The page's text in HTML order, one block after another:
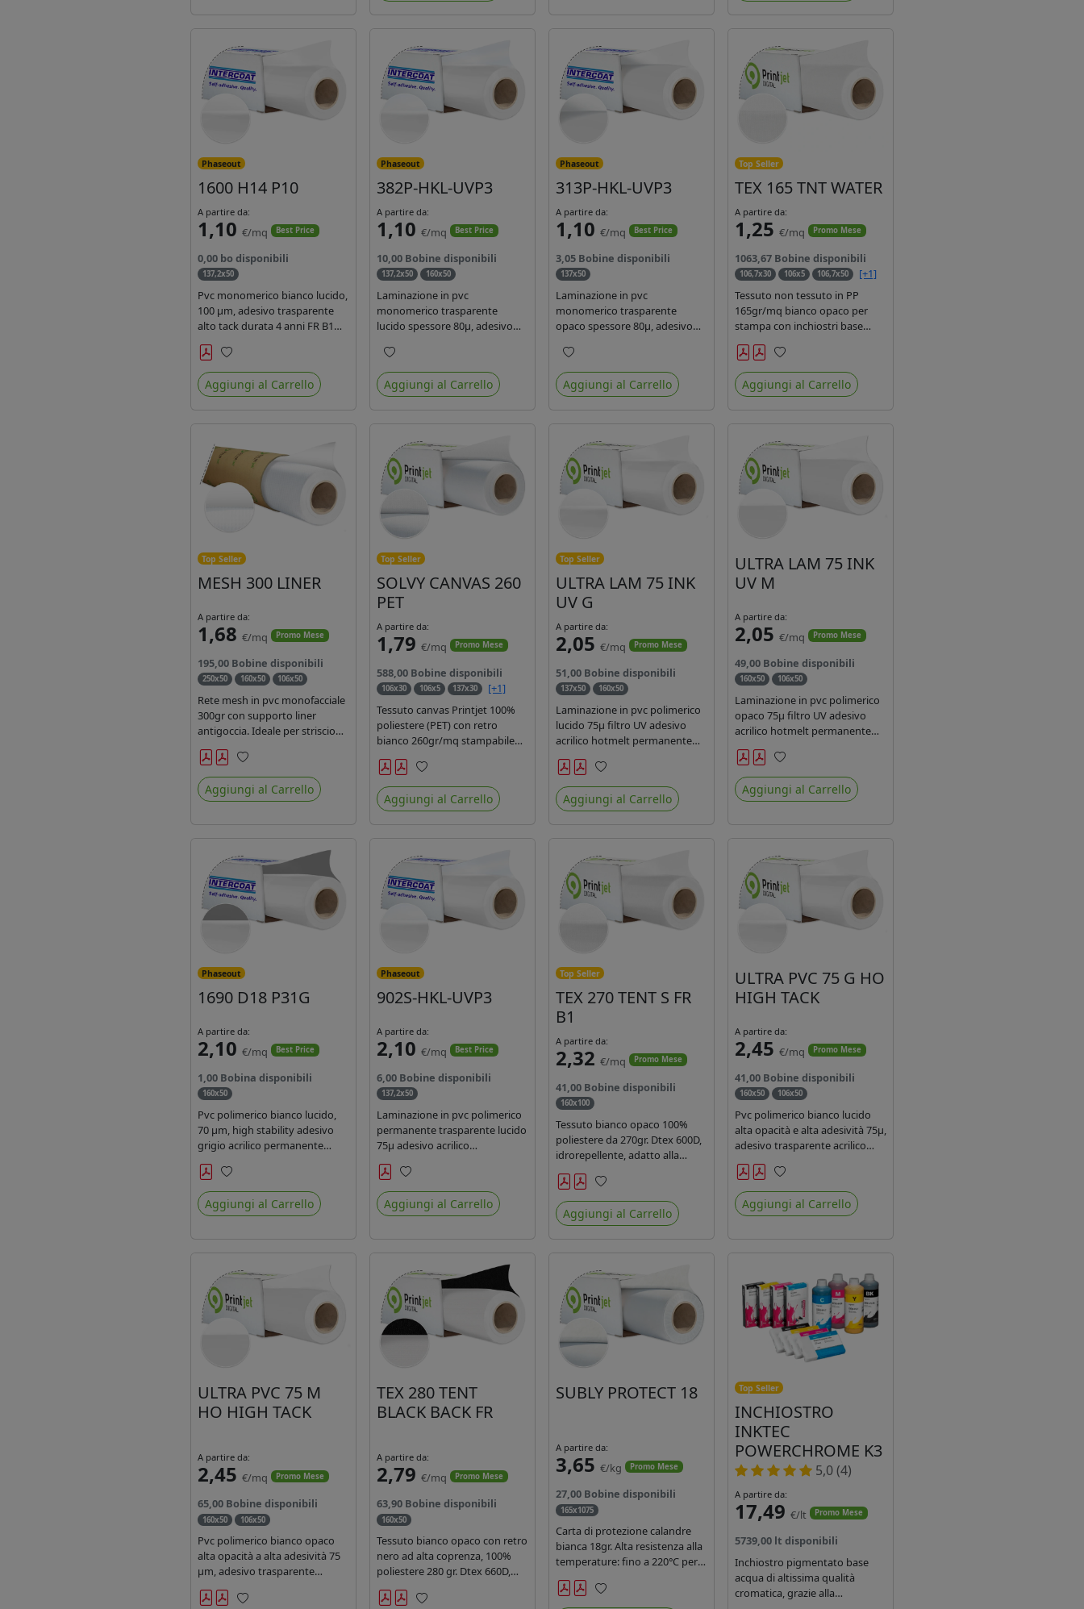
Phaseout
1600 H14 P10
A partire da:
1,10 €/mq Best Price
0,00 bo disponibili
137,2x50
Pvc monomerico bianco lucido,
100 µm, adesivo trasparente
alto tack durata 4 anni FR B1
REACH per stampa solvente
ecosolvente uv latex, Liner in
carta KRAFT monosiliconata
135gr. brand Intercoat.
Preferiti
Aggiungi al Carrello
Phaseout
382P-HKL-UVP3
A partire da:
1,10 €/mq Best Price
10,00 Bobine disponibili
137,2x50 160x50
Laminazione in pvc
monomerico trasparente
lucido spessore 80µ, adesivo
permanente, liner in carta
glassine siliconata da 72 gr.
Durata 3 anni, ideale per
Preferiti
Aggiungi al Carrello
Phaseout
313P-HKL-UVP3
A partire da:
1,10 €/mq Best Price
3,05 Bobine disponibili
137x50
Laminazione in pvc
monomerico trasparente
opaco spessore 80µ, adesivo
specifico per ink uv, liner in
carta kraft da 90gr. Durata 3
anni, dotata di filtro uv, idonea
Preferiti
Aggiungi al Carrello
Top Seller
TEX 165 TNT WATER
A partire da:
1,25 €/mq Promo Mese
1063,67 Bobine disponibili
106,7x30 106x5 106,7x50
[+1]
Tessuto non tessuto in PP
165gr/mq bianco opaco per
stampa con inchiostri base
acqua, latex, uv, ecosolvente.
Finitura a rombi spundbond e
coating superficiale con totale
assenza di peluria. Occhiellabile,
Preferiti
Aggiungi al Carrello
Top Seller
MESH 300 LINER
A partire da:
1,68 €/mq Promo Mese
195,00 Bobine disponibili
250x50 160x50 106x50
Rete mesh in pvc monofacciale
300gr con supporto liner
antigoccia. Ideale per striscioni
e coperture antivento.
Saldabile, stampabile con
inchiostri solvente,
ecosolvente, uv e latex. Densità
Preferiti
Aggiungi al Carrello
Top Seller
SOLVY CANVAS 260
PET
A partire da:
1,79 €/mq Promo Mese
588,00 Bobine disponibili
106x30 106x5 137x30
[+1]
Tessuto canvas Printjet 100%
poliestere (PET) con retro
bianco 260gr/mq stampabile
con inchiostri solvente,
ecosolvente, uv e latex.
Preferiti
Aggiungi al Carrello
Top Seller
ULTRA LAM 75 INK
UV G
A partire da:
2,05 €/mq Promo Mese
51,00 Bobine disponibili
137x50 160x50
Laminazione in pvc polimerico
lucido 75µ filtro UV adesivo
acrilico hotmelt permanente
specifico per stampe con
inchiostri UV durata 7 anni
indoor e 5 outdoor. Dotato di
certificato ignifugo Bs1d0.
Preferiti
Aggiungi al Carrello
ULTRA LAM 75 INK
UV M
A partire da:
2,05 €/mq Promo Mese
49,00 Bobine disponibili
160x50 106x50
Laminazione in pvc polimerico
opaco 75µ filtro UV adesivo
acrilico hotmelt permanente
specifico per stampe con
inchiostri UV durata 7 anni
indoor e 5 outdoor. Dotato di
certificato ignifugo Bs1d0.
Preferiti
Aggiungi al Carrello
Phaseout
1690 D18 P31G
A partire da:
2,10 €/mq Best Price
1,00 Bobina disponibili
160x50
Pvc polimerico bianco lucido,
70 µm, high stability adesivo
grigio acrilico permanente
durata 5-7 anni, per stampe
con inchiostri solvente,
ecosolvente, UV e latex.
Preferiti
Aggiungi al Carrello
Phaseout
902S-HKL-UVP3
A partire da:
2,10 €/mq Best Price
6,00 Bobine disponibili
137,2x50
Laminazione in pvc polimerico
permanente trasparente lucido
75µ adesivo acrilico
permanente durata 5 anni con
filtro uv, carta kraft. Ideale per
stampe con inchiostro
ecosolvente, UV e latex.
Preferiti
Aggiungi al Carrello
Top Seller
TEX 270 TENT S FR
B1
A partire da:
2,32 €/mq Promo Mese
41,00 Bobine disponibili
160x100
Tessuto bianco opaco 100%
poliestere da 270gr. Dtex 600D,
idrorepellente, adatto alla
stampa solvente, ecosolvente,
uv, latex (di terza generazione).
Ideale per tende ,coperture
gazebo, prodotti gonfiabili o
Preferiti
Aggiungi al Carrello
ULTRA PVC 75 G HO
HIGH TACK
A partire da:
2,45 €/mq Promo Mese
41,00 Bobine disponibili
160x50 106x50
Pvc polimerico bianco lucido
alta opacità e alta adesività 75µ,
adesivo trasparente acrilico
hotmelt permanente, durata 5-
7 anni, liner 140gr PE su
entrambi lati. Prestazioni di alto
livello. Dotato di certificato
Preferiti
Aggiungi al Carrello
ULTRA PVC 75 M
HO HIGH TACK
A partire da:
2,45 €/mq Promo Mese
65,00 Bobine disponibili
160x50 106x50
Pvc polimerico bianco opaco
alta opacità a alta adesività 75
µm, adesivo trasparente
acrilico hotmelt permanente,
durata 5-7 anni liner 140gr PE
TEX 280 TENT
BLACK BACK FR
A partire da:
2,79 €/mq Promo Mese
63,90 Bobine disponibili
160x50
Tessuto bianco opaco con retro
nero ad alta coprenza, 100%
poliestere 280 gr. Dtex 660D,
idrorepellente, adatto alla
stampa sublimatica indiretta.
SUBLY PROTECT 18
A partire da:
3,65 €/kg Promo Mese
27,00 Bobine disponibili
165x1075
Carta di protezione calandre
bianca 18gr. Alta resistenza alla
temperature: fino a 220°C per
40 secondi. Lunghezza 1075
mtl, peso kg 35, diam. 20cm.
Preferiti
Top Seller
INCHIOSTRO
INKTEC
POWERCHROME K3
5,0 (4)
A partire da:
17,49 €/lt Promo Mese
5739,00 lt disponibili
Inchiostro pigmentato base
acqua di altissima qualità
cromatica, grazie alla